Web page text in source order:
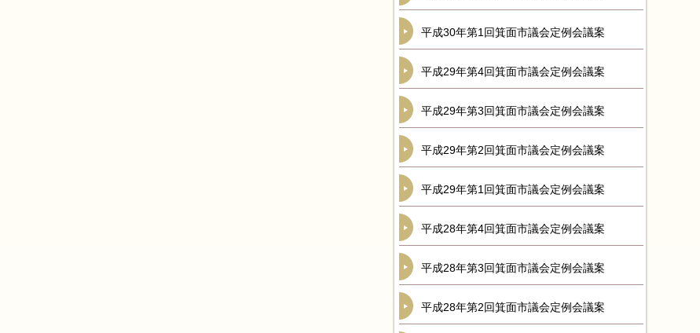
平成30年第1回箕面市議会定例会議案
平成29年第4回箕面市議会定例会議案
平成29年第3回箕面市議会定例会議案
平成29年第2回箕面市議会定例会議案
平成29年第1回箕面市議会定例会議案
平成28年第4回箕面市議会定例会議案
平成28年第3回箕面市議会定例会議案
平成28年第2回箕面市議会定例会議案